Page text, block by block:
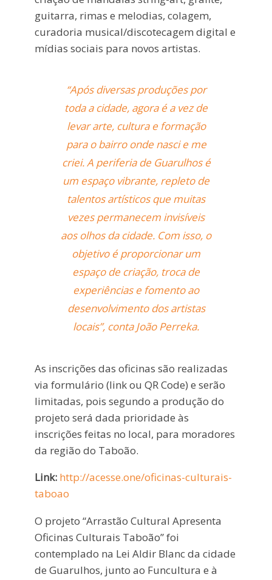
guitarra, rimas e melodias, colagem,
curadoria musical/discotecagem digital e
mídias sociais para novos artistas.
“Após diversas produções por
toda a cidade, agora é a vez de
levar arte, cultura e formação
para o bairro onde nasci e me
criei. A periferia de Guarulhos é
um espaço vibrante, repleto de
talentos artísticos que muitas
vezes permanecem invisíveis
aos olhos da cidade. Com isso, o
objetivo é proporcionar um
espaço de criação, troca de
experiências e fomento ao
desenvolvimento dos artistas
locais”, conta João Perreka.
As inscrições das oficinas são realizadas
via formulário (link ou QR Code) e serão
limitadas, pois segundo a produção do
projeto será dada prioridade às
inscrições feitas no local, para moradores
da região do Taboão.
Link: http://acesse.one/oficinas-culturais-
taboao
O projeto “Arrastão Cultural Apresenta
Oficinas Culturais Taboão” foi
contemplado na Lei Aldir Blanc da cidade
de Guarulhos, junto ao Funcultura e à